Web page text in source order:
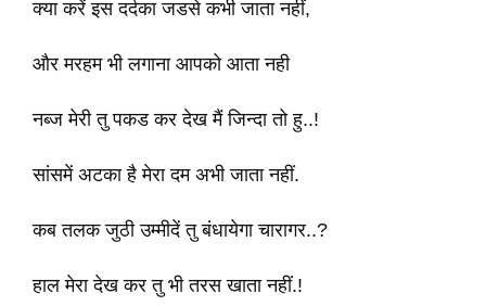
क्या करें इस दर्दका जडसे कभी जाता नहीं,
और मरहम भी लगाना आपको आता नही
नब्ज मेरी तु पकड कर देख मैं जिन्दा तो हु..!
सांसमें अटका है मेरा दम अभी जाता नहीं.
कब तलक जुठी उम्मीदें तु बंधायेगा चारागर..?
हाल मेरा देख कर तु भी तरस खाता नहीं.!